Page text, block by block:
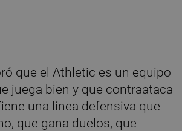
que el Athletic es un equipo
juega bien y que contraataca
una línea defensiva que
que gana duelos, que